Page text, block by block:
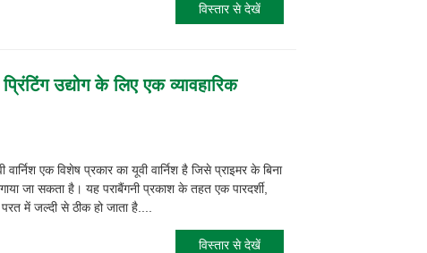
विस्तार से देखें
उद्योग के लिए एक व्यावहारिक
वार्निश एक विशेष प्रकार का यूवी वार्निश है जिसे प्राइमर के बिना
जा सकता है। यह पराबैंगनी प्रकाश के तहत एक पारदर्शी,
परत में जल्दी से ठीक हो जाता है....
विस्तार से देखें